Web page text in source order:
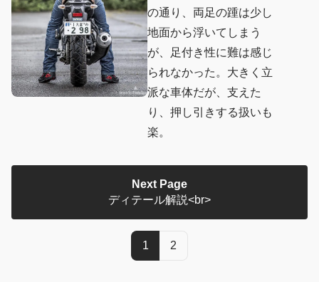
の通り、両足の踵は少し
地面から浮いてしまう
が、足付き性に難は感じ
られなかった。大きく立
派な車体だが、支えた
り、押し引きする扱いも
楽。
Next Page
ディテール解説<br>
1 2